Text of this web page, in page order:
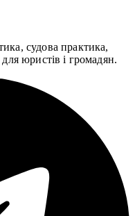
судова практика,
юристів і громадян.